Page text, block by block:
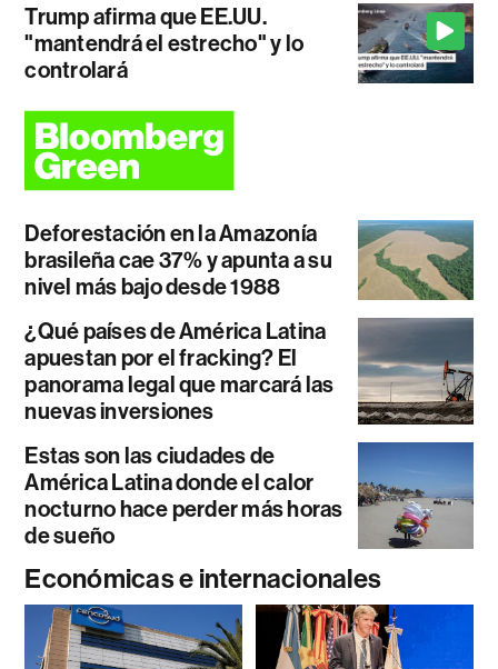
Trump afirma que EE.UU.
"mantendrá el estrecho" y lo
controlará
Deforestación en la Amazonía
brasileña cae 37% y apunta a su
nivel más bajo desde 1988
¿Qué países de América Latina
apuestan por el fracking? El
panorama legal que marcará las
nuevas inversiones
Estas son las ciudades de
América Latina donde el calor
nocturno hace perder más horas
de sueño
Económicas e internacionales